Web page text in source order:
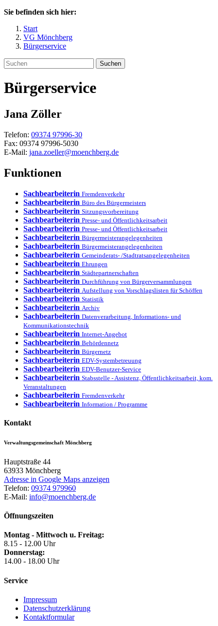
Sie befinden sich hier:
Start
VG Mönchberg
Bürgerservice
Suchen
Bürgerservice
Jana Zöller
Telefon: 09374 97996-30
Fax: 09374 97996-5030
E-Mail: jana.zoeller@moenchberg.de
Funktionen
Sachbearbeiterin Fremdenverkehr
Sachbearbeiterin Büro des Bürgermeisters
Sachbearbeiterin Sitzungsvorbereitung
Sachbearbeiterin Presse- und Öffentlichkeitsarbeit
Sachbearbeiterin Presse- und Öffentlichkeitsarbeit
Sachbearbeiterin Bürgermeisterangelegenheiten
Sachbearbeiterin Bürgermeisterangelegenheiten
Sachbearbeiterin Gemeinderats- /Stadtratsangelegenheiten
Sachbearbeiterin Ehrungen
Sachbearbeiterin Städtepartnerschaften
Sachbearbeiterin Durchführung von Bürgerversammlungen
Sachbearbeiterin Aufstellung von Vorschlagslisten für Schöffen
Sachbearbeiterin Statistik
Sachbearbeiterin Archiv
Sachbearbeiterin Datenverarbeitung, Informations- und
Kommunikationstechnik
Sachbearbeiterin Internet-Angebot
Sachbearbeiterin Behördennetz
Sachbearbeiterin Bürgernetz
Sachbearbeiterin EDV-Systembetreuung
Sachbearbeiterin EDV-Benutzer-Service
Sachbearbeiterin Stabsstelle - Assistenz, Öffentlichkeitsarbeit, kom.
Veranstaltungen
Sachbearbeiterin Fremdenverkehr
Sachbearbeiterin Information / Programme
Kontakt
Verwaltungsgemeinschaft Mönchberg
Hauptstraße 44
63933 Mönchberg
Adresse in Google Maps anzeigen
Telefon: 09374 979960
E-Mail: info@moenchberg.de
Öffnungszeiten
Montag - Mittwoch u. Freitag:
8.15 - 12.00 Uhr
Donnerstag:
14.00 - 18.00 Uhr
Service
Impressum
Datenschutzerklärung
Kontaktformular